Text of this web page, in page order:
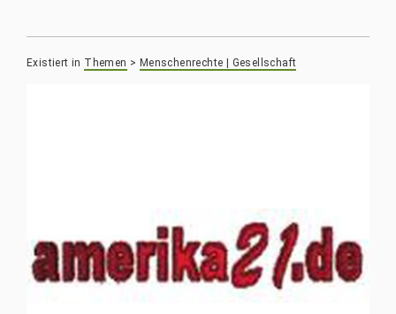
Existiert in Themen > Menschenrechte | Gesellschaft